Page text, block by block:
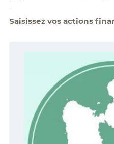
Saisissez vos actions